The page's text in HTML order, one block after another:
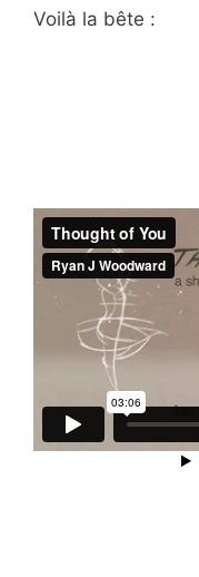
Voilà la bête :